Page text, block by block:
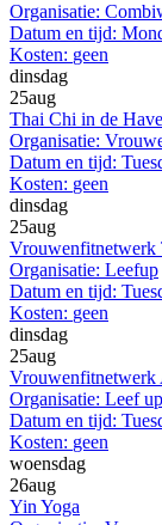
Organisatie:
Datum en tijd:
Kosten: geen
dinsdag
25aug
Thai Chi in de
Organisatie:
Datum en tijd:
Kosten: geen
dinsdag
25aug
Vrouwenfitnetwerk
Organisatie: Leefup
Datum en tijd:
Kosten: geen
dinsdag
25aug
Vrouwenfitnetwerk
Organisatie: Leef up
Datum en tijd:
Kosten: geen
woensdag
26aug
Yin Yoga